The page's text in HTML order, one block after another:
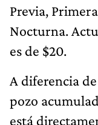
Previa,
Nocturna.
es de $20.
A diferencia
pozo
está